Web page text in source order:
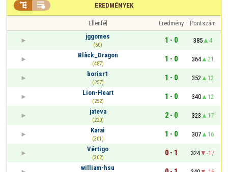
EREDMÉNYEK
 
Ellenfél Eredmény
Pontszám
jggomes
(60)
1 - 0 385
4
Blåck_Dragon
(487)
1 - 0 364
21
borisr1
(257)
1 - 0 352
12
Lion-Heart
(252)
1 - 0 340
12
jateva
(220)
2 - 0 323
17
Karai
(301)
1 - 0 307
16
Vértigo
(302)
0 - 1 324
-17
william-hsu